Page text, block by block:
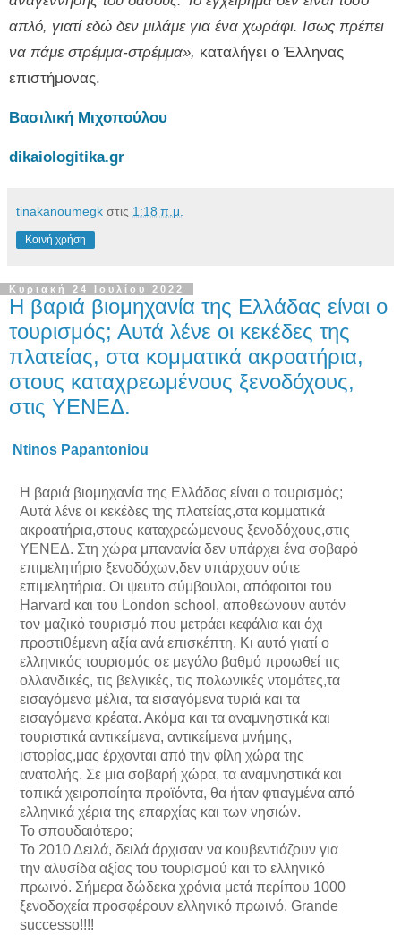
απλό, γιατί εδώ δεν μιλάμε για ένα χωράφι. Ισως πρέπει
να πάμε στρέμμα-στρέμμα», καταλήγει ο Έλληνας
επιστήμονας.
Βασιλική Μιχοπούλου
dikaiologitika.gr
tinakanoumegk στις 1:18 π.μ.
Κοινή χρήση
Κυριακή 24 Ιουλίου 2022
Η βαριά βιομηχανία της Ελλάδας είναι ο
τουρισμός; Αυτά λένε οι κεκέδες της
πλατείας, στα κομματικά ακροατήρια,
στους καταχρεωμένους ξενοδόχους,
στις ΥΕΝΕΔ.
Ntinos Papantoniou
Η βαριά βιομηχανία της Ελλάδας είναι ο τουρισμός;
Αυτά λένε οι κεκέδες της πλατείας,στα κομματικά
ακροατήρια,στους καταχρεώμενους ξενοδόχους,στις
ΥΕΝΕΔ. Στη χώρα μπανανία δεν υπάρχει ένα σοβαρό
επιμελητήριο ξενοδόχων,δεν υπάρχουν ούτε
επιμελητήρια. Οι ψευτο σύμβουλοι, απόφοιτοι του
Harvard και του London school, αποθεώνουν αυτόν
τον μαζικό τουρισμό που μετράει κεφάλια και όχι
προστιθέμενη αξία ανά επισκέπτη. Κι αυτό γιατί ο
ελληνικός τουρισμός σε μεγάλο βαθμό προωθεί τις
ολλανδικές, τις βελγικές, τις πολωνικές ντομάτες,τα
εισαγόμενα μέλια, τα εισαγόμενα τυριά και τα
εισαγόμενα κρέατα. Ακόμα και τα αναμνηστικά και
τουριστικά αντικείμενα, αντικείμενα μνήμης,
ιστορίας,μας έρχονται από την φίλη χώρα της
ανατολής. Σε μια σοβαρή χώρα, τα αναμνηστικά και
τοπικά χειροποίητα προϊόντα, θα ήταν φτιαγμένα από
ελληνικά χέρια της επαρχίας και των νησιών.
Το σπουδαιότερο;
Το 2010 Δειλά, δειλά άρχισαν να κουβεντιάζουν για
την αλυσίδα αξίας του τουρισμού και το ελληνικό
πρωινό. Σήμερα δώδεκα χρόνια μετά περίπου 1000
ξενοδοχεία προσφέρουν ελληνικό πρωινό. Grande
successo!!!!